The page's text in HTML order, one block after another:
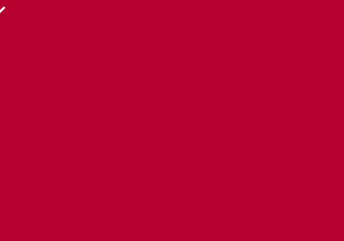
auszublenden